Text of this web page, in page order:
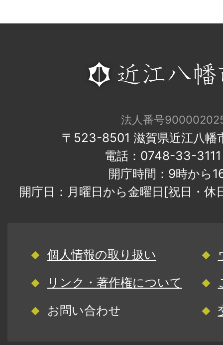
法人番号
〒523-8501 滋賀県近江八幡
電話：0748-33-
開庁時間：9時から
開庁日：月曜日から金曜日[祝日・
個人情報の取り扱い
リンク・著作権について
お問い合わせ